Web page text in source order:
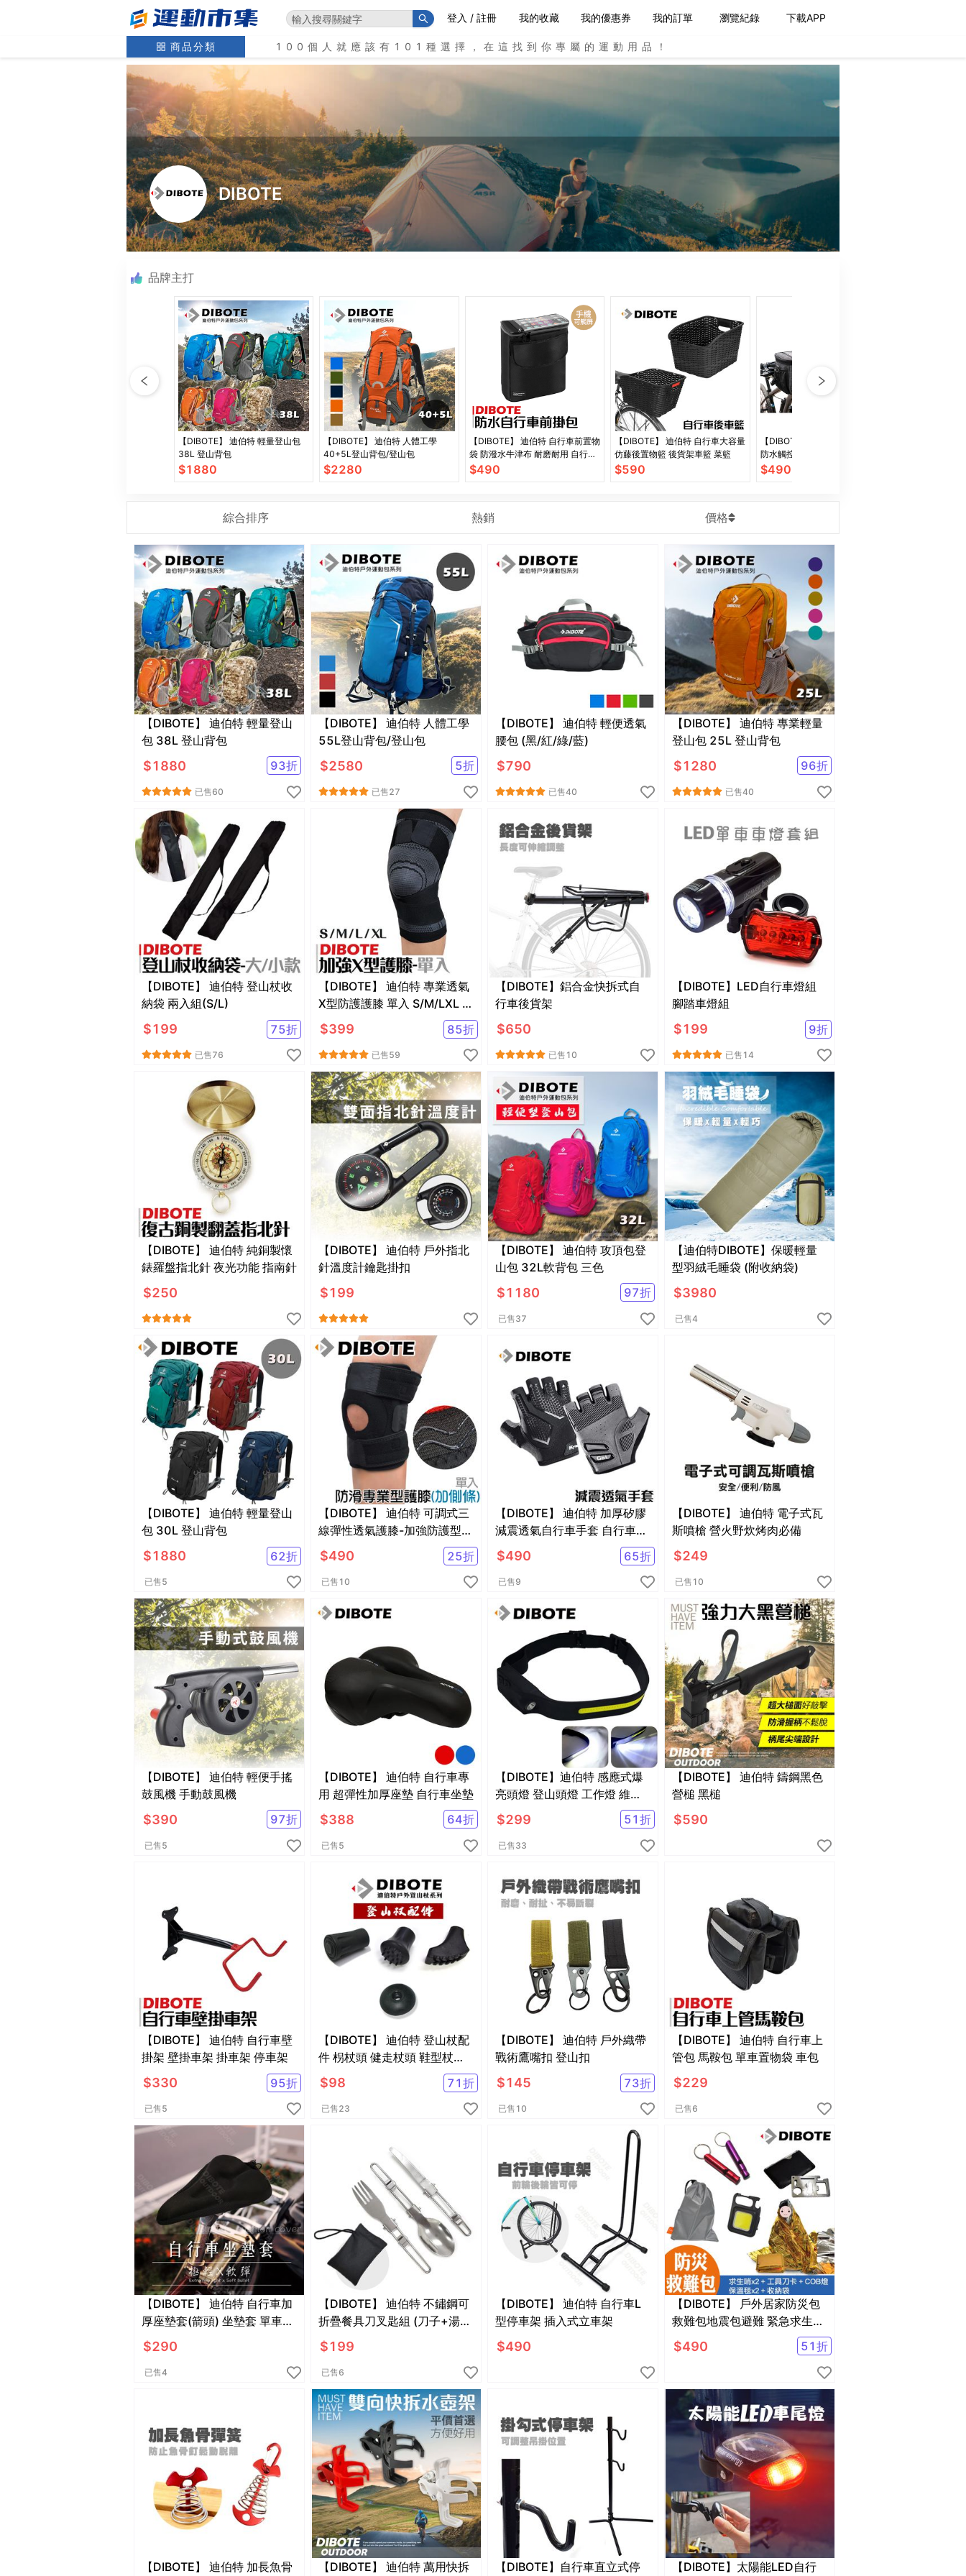
登入 / 註冊 我的收藏 我的優惠券 我的訂單 瀏覽紀錄 下載APP
商品分類 100個人就應該有101種選擇，在這找到你專屬的運動用品！
DIBOTE
品牌主打
【DIBOTE】 迪伯特 輕量登山包
38L 登山背包
$1880
【DIBOTE】 迪伯特 人體工學
40+5L登山背包/登山包
$2280
【DIBOTE】 迪伯特 自行車前置物
袋 防潑水牛津布 耐磨耐用 自行車
袋 車前袋 單車包
$490
【DIBOTE】 迪伯特 自行車大容量
仿藤後置物籃 後貨架車籃 菜籃
$590
【DIBOTE】 迪伯特 自行車前掛包
防水觸控手機袋 附肩背帶 防震大
容量 車把包
$490
綜合排序 熱銷 價格
【DIBOTE】 迪伯特 輕量登山
包 38L 登山背包
$1880 93折
已售60
【DIBOTE】 迪伯特 人體工學
55L登山背包/登山包
$2580 5折
已售27
【DIBOTE】 迪伯特 輕便透氣
腰包 (黑/紅/綠/藍)
$790
已售40
【DIBOTE】 迪伯特 專業輕量
登山包 25L 登山背包
$1280 96折
已售40
【DIBOTE】 迪伯特 登山杖收
納袋 兩入組(S/L)
$199 75折
已售76
【DIBOTE】 迪伯特 專業透氣
X型防護護膝 單入 S/M/LXL 運
動護膝
$399 85折
已售59
【DIBOTE】鋁合金快拆式自
行車後貨架
$650
已售 10
【DIBOTE】LED自行車燈組
腳踏車燈組
$199 9折
已售 14
【DIBOTE】 迪伯特 純銅製懷
錶羅盤指北針 夜光功能 指南針
$250
【DIBOTE】 迪伯特 戶外指北
針溫度計鑰匙掛扣
$199
【DIBOTE】 迪伯特 攻頂包登
山包 32L軟背包 三色
$1180 97折
已售37
【迪伯特DIBOTE】保暖輕量
型羽絨毛睡袋 (附收納袋)
$3980
已售4
【DIBOTE】 迪伯特 輕量登山
包 30L 登山背包
$1880 62折
已售5
【DIBOTE】 迪伯特 可調式三
線彈性透氣護膝-加強防護型
(單入)
$490 25折
已售 10
【DIBOTE】 迪伯特 加厚矽膠
減震透氣自行車手套 自行車半
截手套 / 運動手套 (S~XL)
$490 65折
已售9
【DIBOTE】 迪伯特 電子式瓦
斯噴槍 營火野炊烤肉必備
$249
已售 10
【DIBOTE】 迪伯特 輕便手搖
鼓風機 手動鼓風機
$390 97折
已售5
【DIBOTE】 迪伯特 自行車專
用 超彈性加厚座墊 自行車坐墊
$388 64折
已售5
【DIBOTE】迪伯特 感應式爆
亮頭燈 登山頭燈 工作燈 維修
照明燈
$299 51 折
已售33
【DIBOTE】 迪伯特 鑄鋼黑色
營槌 黑槌
$590
【DIBOTE】 迪伯特 自行車壁
掛架 壁掛車架 掛車架 停車架
$330 95折
已售5
【DIBOTE】 迪伯特 登山杖配
件 枴杖頭 健走杖頭 鞋型杖頭
擋泥板
$98 71 折
已售23
【DIBOTE】 迪伯特 戶外織帶
戰術鷹嘴扣 登山扣
$145 73折
已售 10
【DIBOTE】 迪伯特 自行車上
管包 馬鞍包 單車置物袋 車包
$229
已售6
【DIBOTE】 迪伯特 自行車加
厚座墊套(箭頭) 坐墊套 單車座
墊套
$290
已售4
【DIBOTE】 迪伯特 不鏽鋼可
折疊餐具刀叉匙組 (刀子+湯匙
+叉子)
$199
已售6
【DIBOTE】 迪伯特 自行車L
型停車架 插入式立車架
$490
【DIBOTE】 戶外居家防災包
救難包地震包避難 緊急求生
(哨子.保溫毯.工具卡.COB扣
燈.收納袋)
$490 51 折
【DIBOTE】 迪伯特 加長魚骨 【DIBOTE】 迪伯特 萬用快拆 【DIBOTE】自行車直立式停 【DIBOTE】太陽能LED自行